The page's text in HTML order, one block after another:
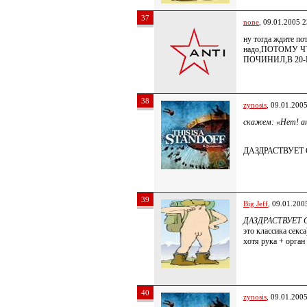
37 none , 09.01.2005
ну тогда ждите
надо,ПОТОМУ
ПОЧИНИЛ,В
38 zynosis ,
скажем: «Нет!
39 Big Jeff ,
это классика
хотя рука +
40 zynosis ,